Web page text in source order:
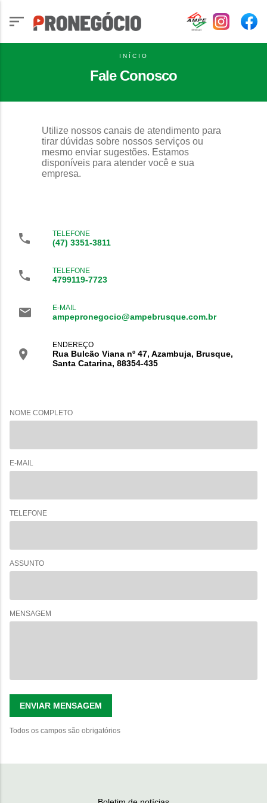
INÍCIO
Fale Conosco
Utilize nossos canais de atendimento para
tirar dúvidas sobre nossos serviços ou
mesmo enviar sugestões. Estamos
disponíveis para atender você e sua
empresa.
TELEFONE
(47) 3351-3811
TELEFONE
4799119-7723
E-MAIL
ampepronegocio@ampebrusque.com.br
ENDEREÇO
Rua Bulcão Viana nº 47, Azambuja, Brusque,
Santa Catarina, 88354-435
NOME COMPLETO
E-MAIL
TELEFONE
ASSUNTO
MENSAGEM
ENVIAR MENSAGEM
Todos os campos são obrigatórios